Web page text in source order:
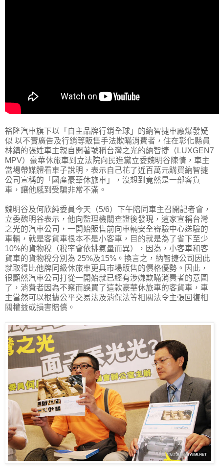
裕隆汽車旗下以「自主品牌行銷全球」的納智捷車廠爆發疑
似 以不實廣告及行銷等販售手法欺瞞消費者，住在彰化縣員
林鎮的張姓車主親自開著號稱台灣之光的納智捷（LUXGEN7
MPV）豪華休旅車到立法院向民進黨立委魏明谷陳情，車主
當場帶媒體看車子說明，表示自己花了近百萬元購買納智捷
公司宣稱的「國產豪華休旅車」，沒想到竟然是一部客貨
車，讓他感到受騙非常不滿。
魏明谷及何欣純委員今天（5/6）下午陪同車主召開記者會，
立委魏明谷表示，他向監理機關查證後發現，這家宣稱台灣
之光的汽車公司，一開始販售前向車輛安全審驗中心送驗的
車輛，就是客貨車根本不是小客車，目的就是為了省下至少
10%的貨物稅（稅率會依排氣量而異），因為，小客車和客
貨車的貨物稅分別為 25%及15%。換言之，納智捷公司因此
就取得比他牌同級休旅車更具市場販售的價格優勢。因此，
很顯然汽車公司打從一開始就已經有涉嫌欺瞞消費者的意圖
了，消費者因為不察而誤買了這款豪華休旅車的客貨車，車
主當然可以根據公平交易法及消保法等相關法令主張回復相
關權益或損害賠償。